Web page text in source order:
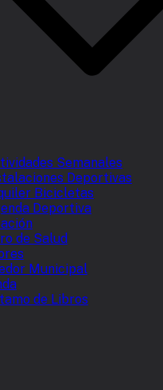
Semanales
Deportivas
Bicicletas
Deportiva
de Salud
Municipal
de Libros